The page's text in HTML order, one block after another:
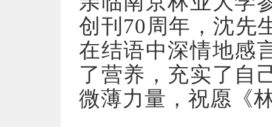
创刊70周年，沈先
在结语中深情地感
了营养，充实了自
微薄力量，祝愿《